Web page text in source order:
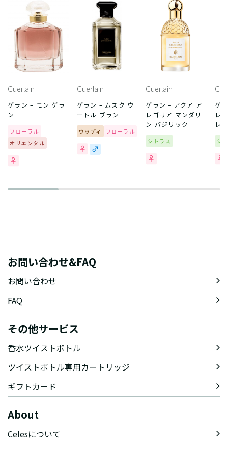
Guerlain
ゲラン – モン ゲラ
ン
フローラル
オリエンタル
Guerlain
ゲラン – ムスク ウ
ートル ブラン
ウッディ フローラル
Guerlain
ゲラン – アクア ア
レゴリア マンダリ
ン バジリック
シトラス
ゲ
レ
レ
シ
お問い合わせ&FAQ
お問い合わせ
FAQ
その他サービス
香水ツイストボトル
ツイストボトル専用カートリッジ
ギフトカード
About
Celesについて